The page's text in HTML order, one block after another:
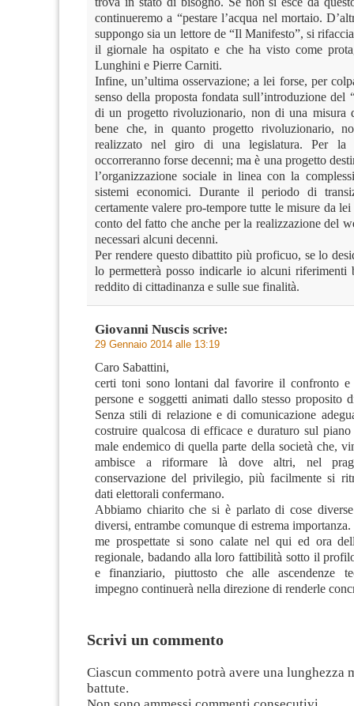
continueremo a “pestare l’acqua nel mortaio.
suppongo sia un lettore de “Il Manifesto”, si
il giornale ha ospitato e che ha visto come
Lunghini e Pierre Carniti.
Infine, un’ultima osservazione; a lei forse, per
senso della proposta fondata sull’introduzione del
di un progetto rivoluzionario, non di una misura
bene che, in quanto progetto rivoluzionario,
realizzato nel giro di una legislatura. Per la
occorreranno forse decenni; ma è una progetto
l’organizzazione sociale in linea con la
sistemi economici. Durante il periodo di
certamente valere pro-tempore tutte le misure da
conto del fatto che anche per la realizzazione del
necessari alcuni decenni.
Per rendere questo dibattito più proficuo, se lo
lo permetterà posso indicarle io alcuni riferimenti
reddito di cittadinanza e sulle sue finalità.
Giovanni Nuscis scrive:
29 Gennaio 2014 alle 13:19
Caro Sabattini,
certi toni sono lontani dal favorire il confronto e
persone e soggetti animati dallo stesso proposito
Senza stili di relazione e di comunicazione
costruire qualcosa di efficace e duraturo sul
male endemico di quella parte della società che,
ambisce a riformare là dove altri, nel
conservazione del privilegio, più facilmente si
dati elettorali confermano.
Abbiamo chiarito che si è parlato di cose
diversi, entrambe comunque di estrema
me prospettate si sono calate nel qui ed ora
regionale, badando alla loro fattibilità sotto il
e finanziario, piuttosto che alle ascendenze
impegno continuerà nella direzione di renderle
Scrivi un commento
Ciascun commento potrà avere una lunghezza
battute.